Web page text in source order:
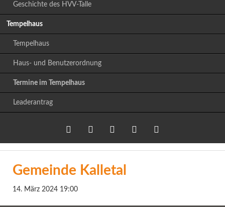
Geschichte des HVV-Talle
Tempelhaus
Tempelhaus
Haus- und Benutzerordnung
Termine im Tempelhaus
Leaderantrag
Twitter LinkedInGoogle+Facebook
Gemeinde Kalletal
14. März 2024 19:00